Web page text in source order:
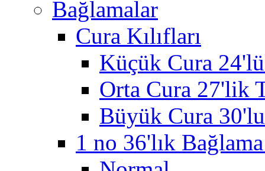
Bağlamalar
Cura Kılıfları
Küçük Cura
Orta Cura 27'lik
Büyük Cura
1 no 36'lık